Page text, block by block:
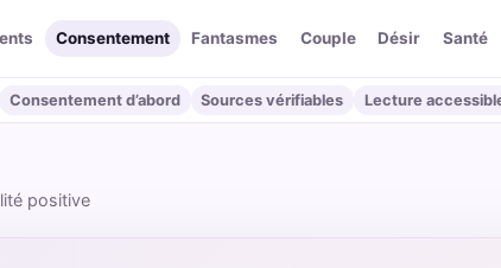
Consentement Fantasmes Couple Désir Santé
Consentement d’abord Sources vérifiables Lecture
positive